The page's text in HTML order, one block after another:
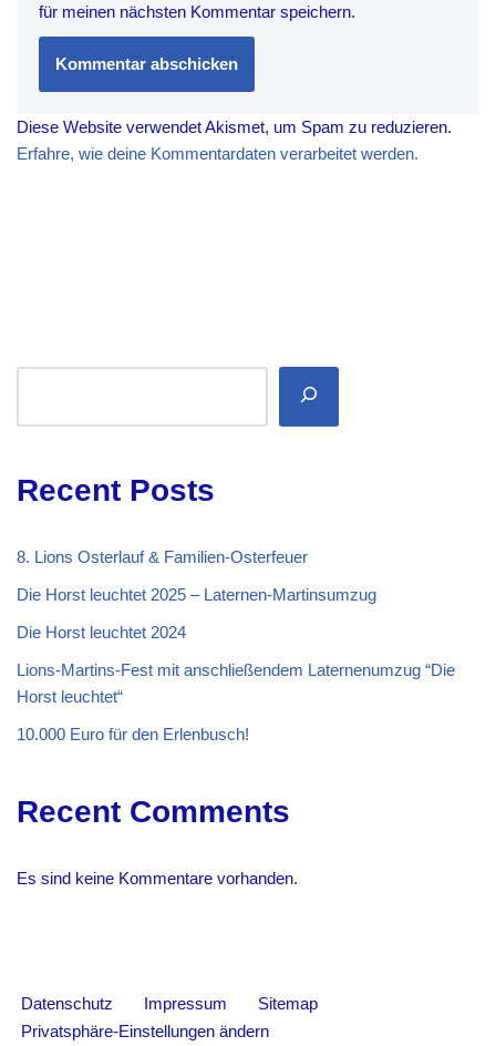
für meinen nächsten Kommentar speichern.
Diese Website verwendet Akismet, um Spam zu reduzieren.
Erfahre, wie deine Kommentardaten verarbeitet werden.
Recent Posts
8. Lions Osterlauf & Familien-Osterfeuer
Die Horst leuchtet 2025 – Laternen-Martinsumzug
Die Horst leuchtet 2024
Lions-Martins-Fest mit anschließendem Laternenumzug “Die
Horst leuchtet“
10.000 Euro für den Erlenbusch!
Recent Comments
Es sind keine Kommentare vorhanden.
Datenschutz Impressum
Sitemap
Privatsphäre-Einstellungen ändern